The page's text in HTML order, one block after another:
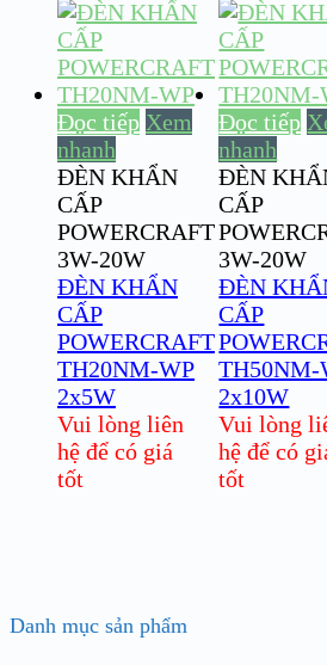
Đọc tiếp Xem
nhanh
ĐÈN KHẨN
CẤP
POWERCRAFT
3W-20W
ĐÈN KHẨN
CẤP
POWERCRAFT
TH20NM-WP
2x5W
Vui lòng liên
hệ để có giá
tốt
Đọc tiếp
nhanh
ĐÈN
CẤP
3W-20W
ĐÈN
CẤP
TH50NM-
2x10W
Vui lòng
hệ để có
tốt
Danh mục sản phẩm